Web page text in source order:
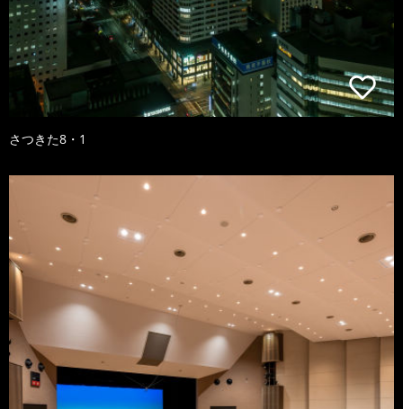
さつきた8・1